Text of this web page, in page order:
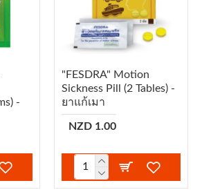
-
"FESDRA" Motion
Sickness Pill (2 Tables) -
ยาแก้เมา
NZD 1.00